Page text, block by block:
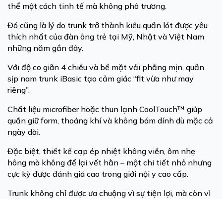
thể một cách tinh tế mà không phô trương.
Đó cũng là lý do trunk trở thành kiểu quần lót được yêu
thích nhất của đàn ông trẻ tại Mỹ, Nhật và Việt Nam
những năm gần đây.
Với độ co giãn 4 chiều và bề mặt vải phẳng mịn, quần
sịp nam trunk iBasic tạo cảm giác “fit vừa như may
riêng”.
Chất liệu microfiber hoặc thun lạnh CoolTouch™ giúp
quần giữ form, thoáng khí và không bám dính dù mặc cả
ngày dài.
Đặc biệt, thiết kế cạp ép nhiệt không viền, ôm nhẹ
hông mà không để lại vết hằn – một chi tiết nhỏ nhưng
cực kỳ được đánh giá cao trong giới nội y cao cấp.
Trunk không chỉ được ưa chuộng vì sự tiện lợi, mà còn vì